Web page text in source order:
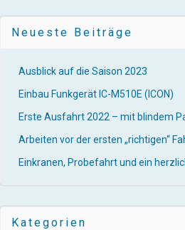
Neueste Beiträge
Ausblick auf die Saison 2023
Einbau Funkgerät IC-M510E (ICON)
Erste Ausfahrt 2022 – mit blindem
Arbeiten vor der ersten „richtigen“
Einkranen, Probefahrt und ein
Kategorien